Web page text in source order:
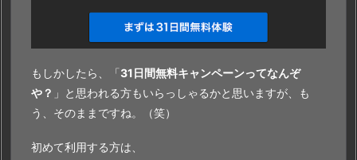
もしかしたら、「31日間無料キャンペーンってなんぞ
や？ 」と思われる方もいらっしゃるかと思いますが、も
う、そのままですね。（笑）
初めて利用する方は、